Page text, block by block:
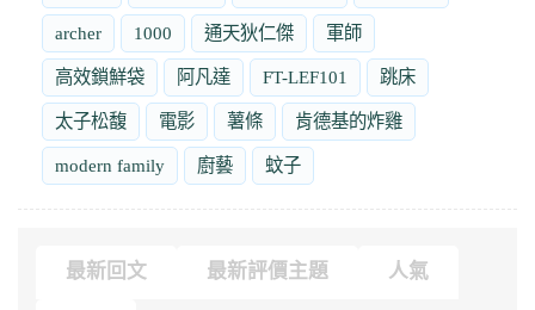
archer 1000 通天狄仁傑 軍師
高效鎖鮮袋 阿凡達 FT-LEF101 跳床
太子松馥 電影 薯條 肯德基的炸雞
modern family 廚藝 蚊子
最新回文 最新評價主題 人氣